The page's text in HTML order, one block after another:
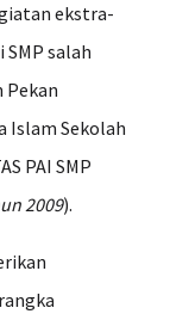
ekstra-
salah
Pekan
Islam Sekolah
PAI SMP
2009).